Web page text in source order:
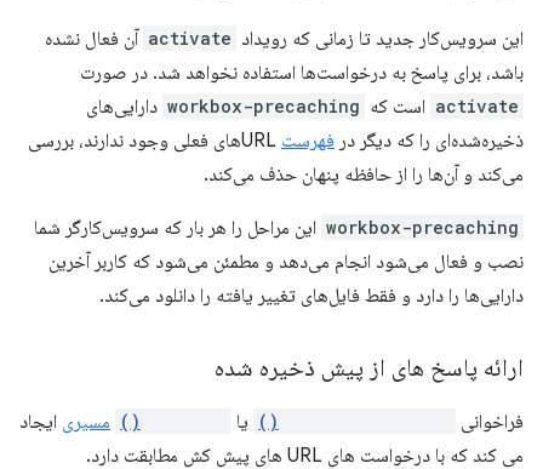
این سرویس‌کار جدید تا زمانی که رویداد activate آن فعال نشده
باشد، برای پاسخ به درخواست‌ها استفاده نخواهد شد. در صورت
activate است که workbox-precaching دارایی‌های
ذخیره‌شده‌ای را که دیگر در فهرست
URLهای فعلی وجود ندارند، بررسی
می‌کند و آن‌ها را از حافظه پنهان حذف می‌کند.
workbox-precaching این مراحل را هر بار که سرویس‌کارگر شما
نصب و فعال می‌شود انجام می‌دهد و مطمئن می‌شود که کاربر آخرین
دارایی‌ها را دارد و فقط فایل‌های تغییر یافته را دانلود می‌کند.
ارائه پاسخ های از پیش ذخیره شده
فراخوانی یا مسیری ایجاد
می کند که با درخواست های URL های پیش کش مطابقت دارد.